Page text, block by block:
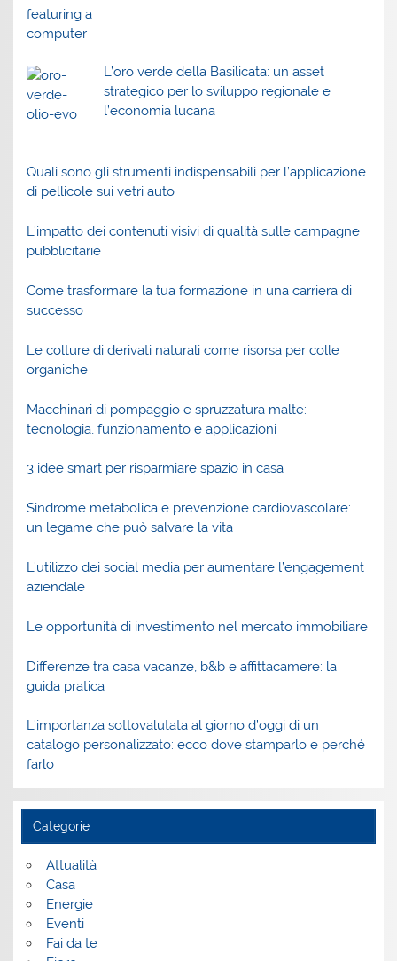
L’oro verde della Basilicata: un asset
strategico per lo sviluppo regionale e
l’economia lucana
Quali sono gli strumenti indispensabili per l’applicazione
di pellicole sui vetri auto
L’impatto dei contenuti visivi di qualità sulle campagne
pubblicitarie
Come trasformare la tua formazione in una carriera di
successo
Le colture di derivati naturali come risorsa per colle
organiche
Macchinari di pompaggio e spruzzatura malte:
tecnologia, funzionamento e applicazioni
3 idee smart per risparmiare spazio in casa
Sindrome metabolica e prevenzione cardiovascolare:
un legame che può salvare la vita
L’utilizzo dei social media per aumentare l’engagement
aziendale
Le opportunità di investimento nel mercato immobiliare
Differenze tra casa vacanze, b&b e affittacamere: la
guida pratica
L’importanza sottovalutata al giorno d’oggi di un
catalogo personalizzato: ecco dove stamparlo e perché
farlo
Categorie
Attualità
Casa
Energie
Eventi
Fai da te